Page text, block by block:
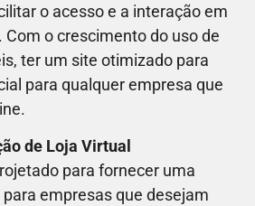
o acesso e a interação em
o crescimento do uso de
ter um site otimizado para
para qualquer empresa que
de Loja Virtual
para fornecer uma
empresas que desejam